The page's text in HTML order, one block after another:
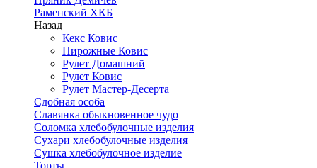
Раменский ХКБ
Назад
Кекс Ковис
Пирожные Ковис
Рулет Домашний
Рулет Ковис
Рулет Мастер-Десерта
Сдобная особа
Славянка обыкновенное чудо
Соломка хлебобулочные изделия
Сухари хлебобулочные изделия
Сушка хлебобулочное изделие
Торты